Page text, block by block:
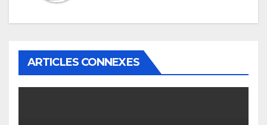
ARTICLES CONNEXES